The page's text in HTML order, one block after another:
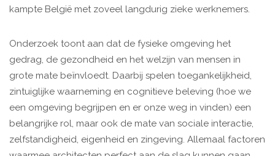
kampte België met zoveel langdurig zieke werknemers.
Onderzoek toont aan dat de fysieke omgeving het
gedrag, de gezondheid en het welzijn van mensen in
grote mate beïnvloedt. Daarbij spelen toegankelijkheid,
zintuiglijke waarneming en cognitieve beleving (hoe we
een omgeving begrijpen en er onze weg in vinden) een
belangrijke rol, maar ook de mate van sociale interactie,
zelfstandigheid, eigenheid en zingeving. Allemaal factoren